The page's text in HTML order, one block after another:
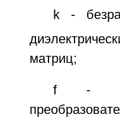
k -
матриц;
f -